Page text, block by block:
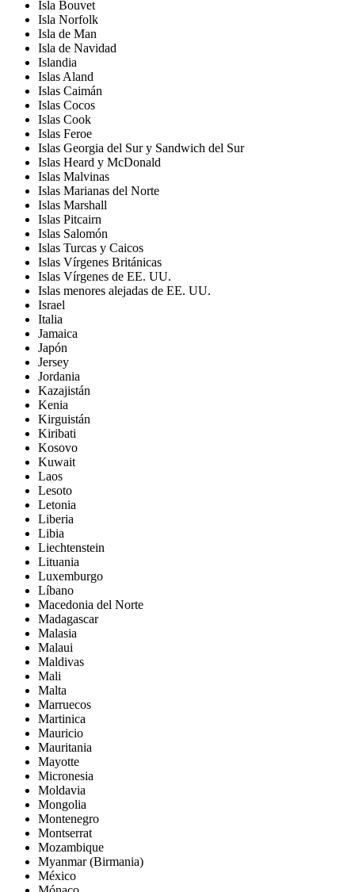
Isla Bouvet
Isla Norfolk
Isla de Man
Isla de Navidad
Islandia
Islas Aland
Islas Caimán
Islas Cocos
Islas Cook
Islas Feroe
Islas Georgia del Sur y Sandwich del Sur
Islas Heard y McDonald
Islas Malvinas
Islas Marianas del Norte
Islas Marshall
Islas Pitcairn
Islas Salomón
Islas Turcas y Caicos
Islas Vírgenes Británicas
Islas Vírgenes de EE. UU.
Islas menores alejadas de EE. UU.
Israel
Italia
Jamaica
Japón
Jersey
Jordania
Kazajistán
Kenia
Kirguistán
Kiribati
Kosovo
Kuwait
Laos
Lesoto
Letonia
Liberia
Libia
Liechtenstein
Lituania
Luxemburgo
Líbano
Macedonia del Norte
Madagascar
Malasia
Malaui
Maldivas
Mali
Malta
Marruecos
Martinica
Mauricio
Mauritania
Mayotte
Micronesia
Moldavia
Mongolia
Montenegro
Montserrat
Mozambique
Myanmar (Birmania)
México